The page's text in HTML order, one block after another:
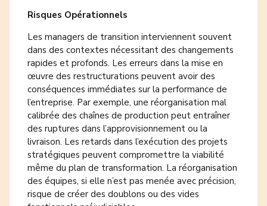
Risques Opérationnels
Les managers de transition interviennent souvent
dans des contextes nécessitant des changements
rapides et profonds. Les erreurs dans la mise en
œuvre des restructurations peuvent avoir des
conséquences immédiates sur la performance de
l’entreprise. Par exemple, une réorganisation mal
calibrée des chaînes de production peut entraîner
des ruptures dans l’approvisionnement ou la
livraison. Les retards dans l’exécution des projets
stratégiques peuvent compromettre la viabilité
même du plan de transformation. La réorganisation
des équipes, si elle n’est pas menée avec précision,
risque de créer des doublons ou des vides